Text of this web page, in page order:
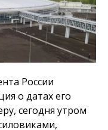
России
о датах его
сегодня утром